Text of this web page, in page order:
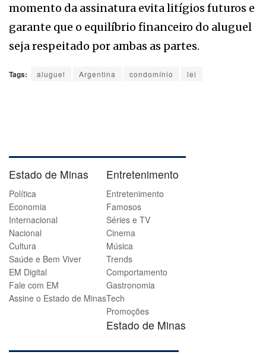
momento da assinatura evita litígios futuros e
garante que o equilíbrio financeiro do aluguel
seja respeitado por ambas as partes.
Tags: aluguel Argentina condomínio lei
Estado de Minas
Política
Economia
Internacional
Nacional
Cultura
Saúde e Bem Viver
EM Digital
Fale com EM
Assine o Estado de Minas
Entretenimento
Entretenimento
Famosos
Séries e TV
Cinema
Música
Trends
Comportamento
Gastronomia
Tech
Promoções
Estado de Minas